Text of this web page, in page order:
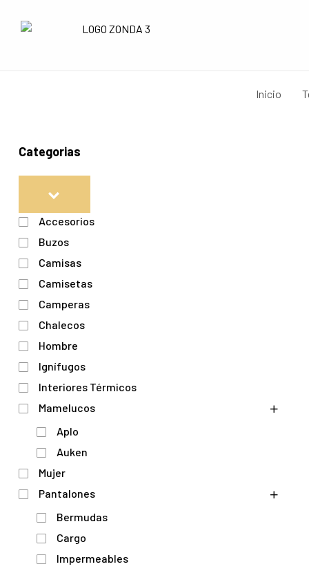
Inicio
Categorias
Accesorios
Buzos
Camisas
Camisetas
Camperas
Chalecos
Hombre
Ignífugos
Interiores Térmicos
Mamelucos
Aplo
Auken
Mujer
Pantalones
Bermudas
Cargo
Impermeables